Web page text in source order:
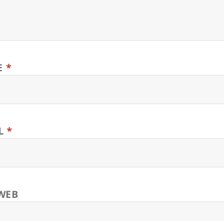
*
*